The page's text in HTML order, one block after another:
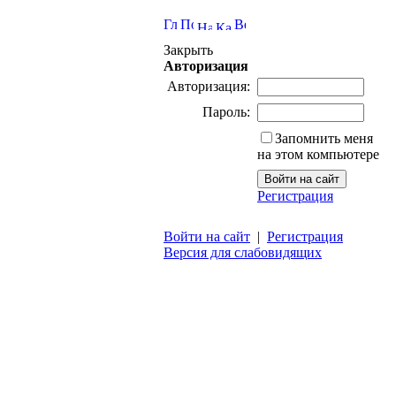
Закрыть
Авторизация
Авторизация:
Пароль:
Запомнить меня
на этом компьютере
Регистрация
Войти на сайт | Регистрация
Версия для слабовидящих